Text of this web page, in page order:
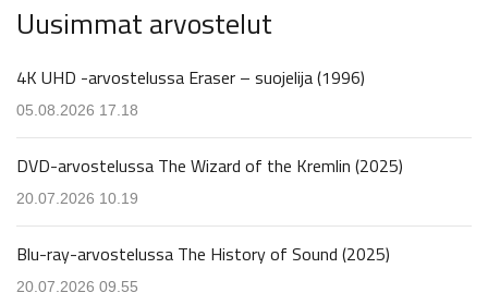
Uusimmat arvostelut
4K UHD -arvostelussa Eraser – suojelija (1996)
05.08.2026 17.18
DVD-arvostelussa The Wizard of the Kremlin (2025)
20.07.2026 10.19
Blu-ray-arvostelussa The History of Sound (2025)
20.07.2026 09.55